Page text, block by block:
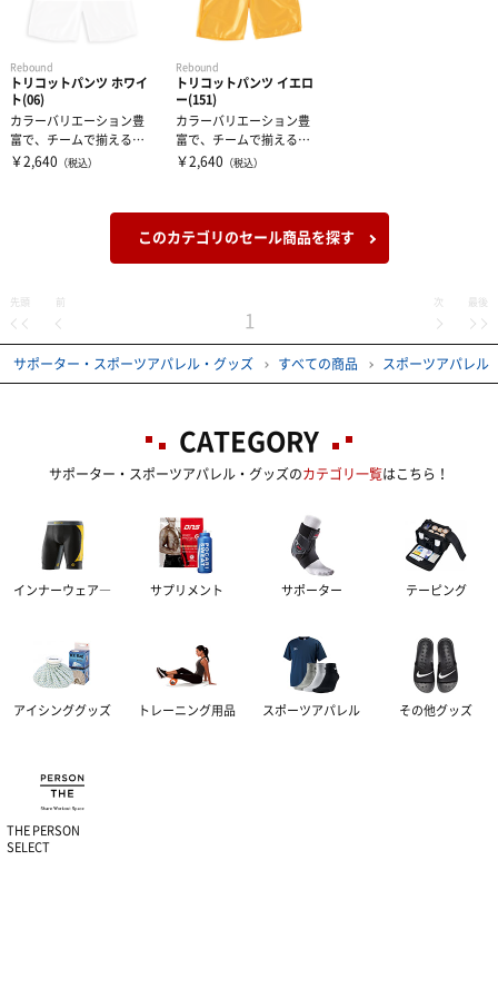
Rebound
トリコットパンツ ホワイ
ト(06)
カラーバリエーション豊
富で、チームで揃えるも
よし！お友達と色違いで
￥2,640 （税込）
Rebound
トリコットパンツ イエロ
ー(151)
カラーバリエーション豊
富で、チームで揃えるも
よし！お友達と色違いで
￥2,640 （税込）
このカテゴリのセール商品を探す
先頭 前
1
次 最後
サポーター・スポーツアパレル・グッズ すべての商品 スポーツアパレル
CATEGORY
サポーター・スポーツアパレル・グッズのカテゴリ一覧はこちら！
インナーウェア― サプリメント サポーター テーピング
アイシンググッズ トレーニング用品 スポーツアパレル その他グッズ
THE PERSON
SELECT